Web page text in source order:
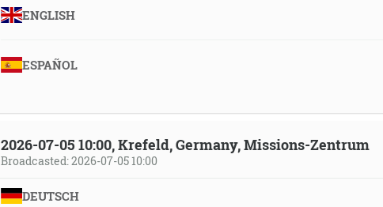
ENGLISH
ESPAÑOL
2026-07-05 10:00, Krefeld, Germany, Missions-Zentrum
Broadcasted: 2026-07-05 10:00
DEUTSCH